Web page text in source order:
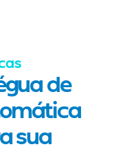
de
sua